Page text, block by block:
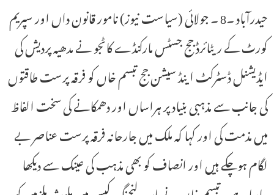
حیدرآباد ۔8 ۔ جولائی (سیاست نیوز) نامور قانون داں اور سپریم
کورٹ کے ریٹائرڈ جج جسٹس مارکنڈے کاٹجو نے مدھیہ پردیش کی
ایڈیشنل ڈسٹرکٹ اینڈ سیشن جج تبسم خاں کو فرقہ پرست طاقتوں
کی جانب سے مذہبی بنیاد پر ہراساں اور دھمکانے کی سخت الفاظ
میں مذمت کی اور کہا کہ ملک میں جارحانہ فرقہ پرست عناصر بے
لگام ہوچکے ہیں اور انصاف کو بھی مذہب کی عینک سے دیکھا